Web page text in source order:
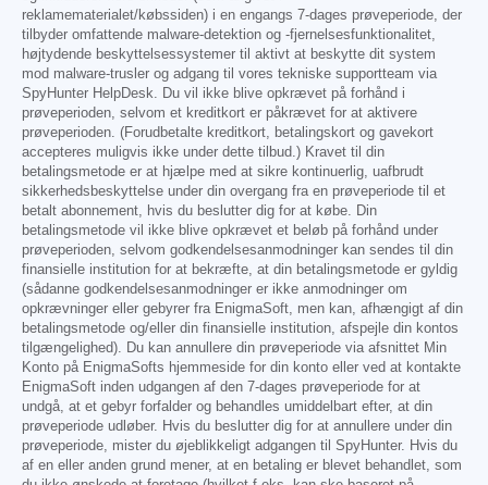
reklamematerialet/købssiden) i en engangs 7-dages prøveperiode, der
tilbyder omfattende malware-detektion og -fjernelsesfunktionalitet,
højtydende beskyttelsessystemer til aktivt at beskytte dit system
mod malware-trusler og adgang til vores tekniske supportteam via
SpyHunter HelpDesk. Du vil ikke blive opkrævet på forhånd i
prøveperioden, selvom et kreditkort er påkrævet for at aktivere
prøveperioden. (Forudbetalte kreditkort, betalingskort og gavekort
accepteres muligvis ikke under dette tilbud.) Kravet til din
betalingsmetode er at hjælpe med at sikre kontinuerlig, uafbrudt
sikkerhedsbeskyttelse under din overgang fra en prøveperiode til et
betalt abonnement, hvis du beslutter dig for at købe. Din
betalingsmetode vil ikke blive opkrævet et beløb på forhånd under
prøveperioden, selvom godkendelsesanmodninger kan sendes til din
finansielle institution for at bekræfte, at din betalingsmetode er gyldig
(sådanne godkendelsesanmodninger er ikke anmodninger om
opkrævninger eller gebyrer fra EnigmaSoft, men kan, afhængigt af din
betalingsmetode og/eller din finansielle institution, afspejle din kontos
tilgængelighed). Du kan annullere din prøveperiode via afsnittet Min
Konto på EnigmaSofts hjemmeside for din konto eller ved at kontakte
EnigmaSoft inden udgangen af den 7-dages prøveperiode for at
undgå, at et gebyr forfalder og behandles umiddelbart efter, at din
prøveperiode udløber. Hvis du beslutter dig for at annullere under din
prøveperiode, mister du øjeblikkeligt adgangen til SpyHunter. Hvis du
af en eller anden grund mener, at en betaling er blevet behandlet, som